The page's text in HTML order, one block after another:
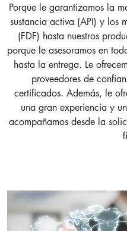
Porque le garantizamos la
sustancia activa (API) y los
(FDF) hasta nuestros
porque le asesoramos en
hasta la entrega. Le
proveedores de
certificados. Además, le
una gran experiencia y
acompañamos desde la